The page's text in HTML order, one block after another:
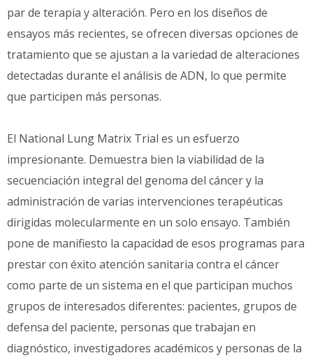
par de terapia y alteración. Pero en los diseños de
ensayos más recientes, se ofrecen diversas opciones de
tratamiento que se ajustan a la variedad de alteraciones
detectadas durante el análisis de ADN, lo que permite
que participen más personas.
El National Lung Matrix Trial es un esfuerzo
impresionante. Demuestra bien la viabilidad de la
secuenciación integral del genoma del cáncer y la
administración de varias intervenciones terapéuticas
dirigidas molecularmente en un solo ensayo. También
pone de manifiesto la capacidad de esos programas para
prestar con éxito atención sanitaria contra el cáncer
como parte de un sistema en el que participan muchos
grupos de interesados diferentes: pacientes, grupos de
defensa del paciente, personas que trabajan en
diagnóstico, investigadores académicos y personas de la